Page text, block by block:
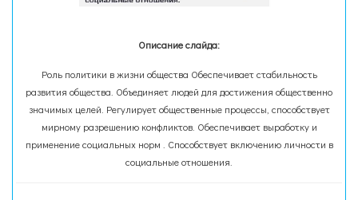
Описание слайда:
Роль политики в жизни общества Обеспечивает стабильность
развития общества. Объединяет людей для достижения общественно
значимых целей. Регулирует общественные процессы, способствует
мирному разрешению конфликтов. Обеспечивает выработку и
применение социальных норм . Способствует включению личности в
социальные отношения.